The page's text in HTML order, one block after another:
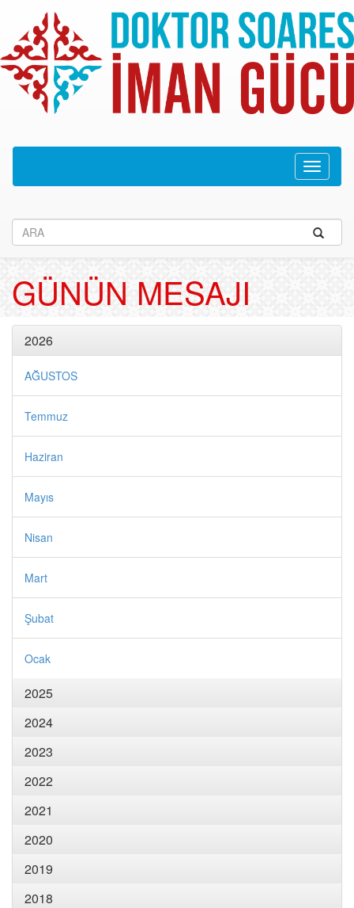
GÜNÜN MESAJI
2026
AĞUSTOS
Temmuz
Haziran
Mayıs
Nisan
Mart
Şubat
Ocak
2025
2024
2023
2022
2021
2020
2019
2018